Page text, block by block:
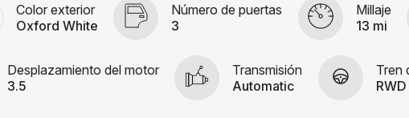
Color exterior
Oxford White
Número de puertas
3
Millaje
13 mi
Desplazamiento del motor
3.5
Transmisión
Automatic
Tren
RWD